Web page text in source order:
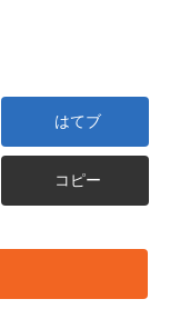
はてブ
コピー